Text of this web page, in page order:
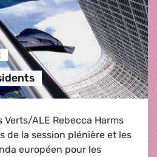
Verts/ALE Rebecca Harms
de la session plénière et les
européen pour les